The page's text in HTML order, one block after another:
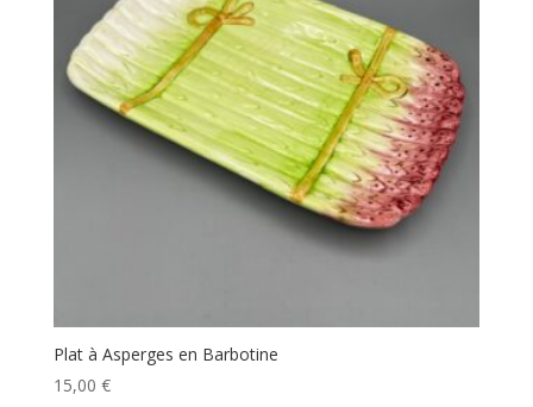
Plat à Asperges en Barbotine
15,00 €